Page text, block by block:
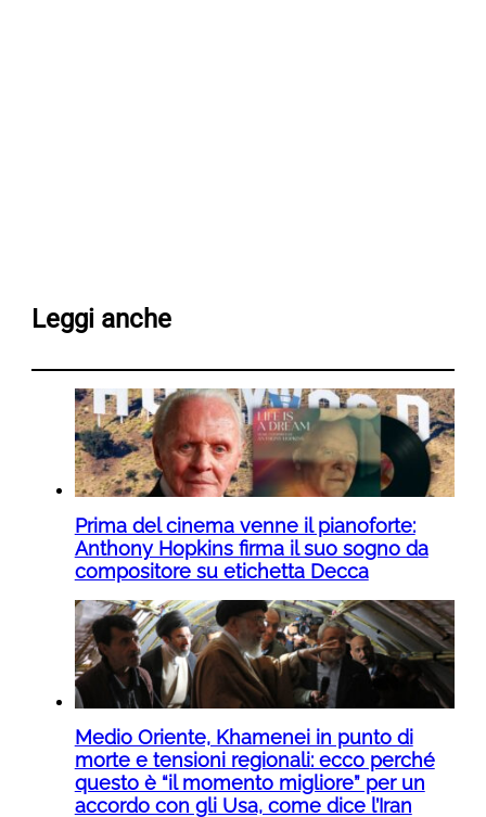
Leggi anche
Prima del cinema venne il pianoforte:
Anthony Hopkins firma il suo sogno da
compositore su etichetta Decca
Medio Oriente, Khamenei in punto di
morte e tensioni regionali: ecco perché
questo è “il momento migliore” per un
accordo con gli Usa, come dice l’Iran